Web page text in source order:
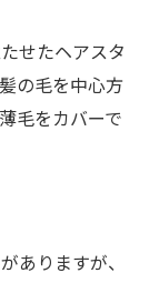
せたヘアスタ
の毛を中心方
毛をカバーで
ありますが、